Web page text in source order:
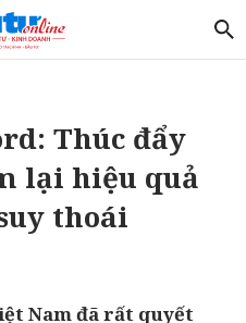
Thúc đẩy
lại hiệu quả
thoái
Nam đã rất quyết